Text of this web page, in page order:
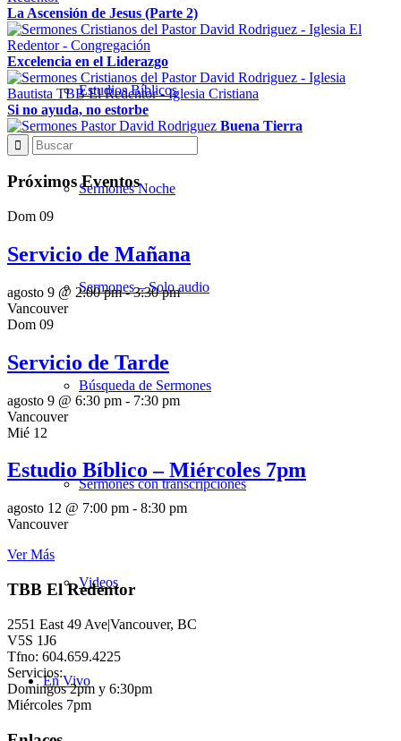
Estudios Bíblicos
Sermones Noche
Sermones – Solo audio
Búsqueda de Sermones
Sermones con transcripciones
Videos
En Vivo
La Ascensión de Jesus (Parte 2)
Excelencia en el Liderazgo
Si no ayuda, no estorbe
Buena Tierra
Próximos Eventos
Dom 09
Servicio de Mañana
agosto 9 @ 2:00 pm-3:30 pm
Vancouver
Dom 09
Servicio de Tarde
agosto 9 @ 6:30 pm - 7:30 pm
Vancouver
Mié 12
Estudio Bíblico – Miércoles 7pm
agosto 12 @ 7:00 pm - 8:30 pm
Vancouver
Ver Más
TBB El Redentor
2551 East 49 Ave|Vancouver, BC
V5S 1J6
Tfno: 604.659.4225
Servicios:
Domingos 2pm y 6:30pm
Miércoles 7pm